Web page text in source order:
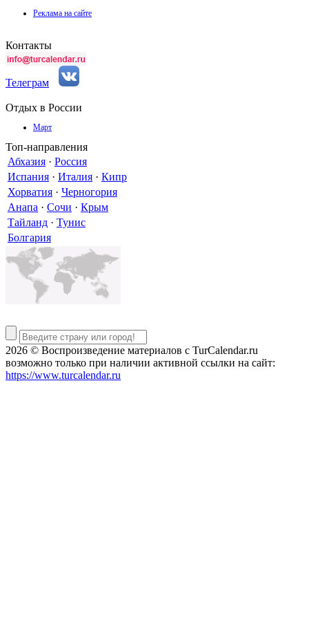
Реклама на сайте
Контакты
Телеграм
Отдых в России
Март
Топ-направления
Абхазия · Россия
Испания · Италия · Кипр
Хорватия · Черногория
Анапа · Сочи · Крым
Тайланд · Тунис
Болгария
2026 © Воспроизведение материалов c TurCalendar.ru
возможно только при наличии активной ссылки на сайт:
https://www.turcalendar.ru